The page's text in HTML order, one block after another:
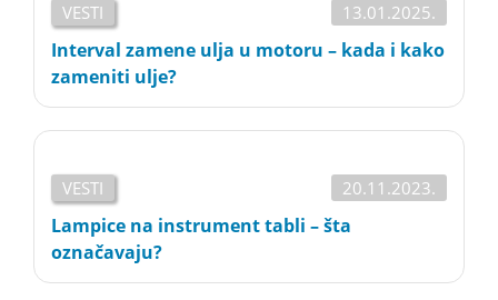
VESTI 13.01.2025.
Interval zamene ulja u motoru – kada i kako
zameniti ulje?
VESTI 20.11.2023.
Lampice na instrument tabli – šta
označavaju?